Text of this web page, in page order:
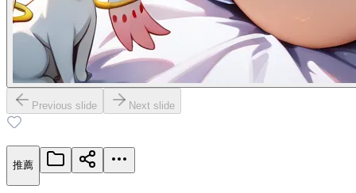
Previous slide Next slide
いいね 13
推薦